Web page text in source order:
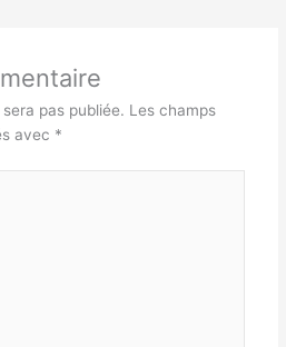
pas publiée. Les champs
avec *